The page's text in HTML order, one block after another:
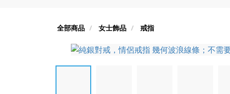
全部商品 女士飾品 戒指